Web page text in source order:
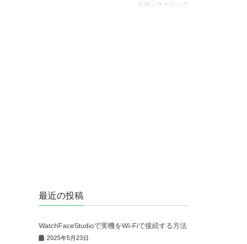
スポンサーリンク
最近の投稿
WatchFaceStudioで実機をWi-Fiで接続する方法
2025年5月23日